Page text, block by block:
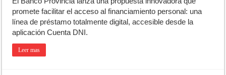
promete facilitar el acceso al financiamiento personal: una
línea de préstamo totalmente digital, accesible desde la
aplicación Cuenta DNI.
Leer mas